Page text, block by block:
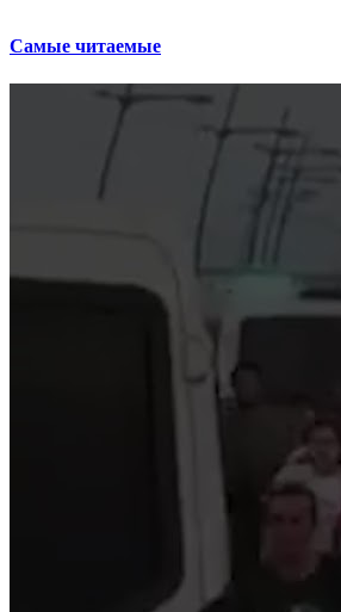
Самые читаемые